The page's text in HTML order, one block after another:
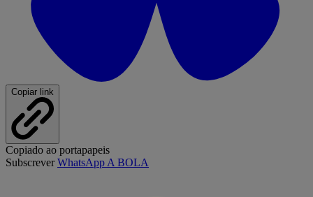
Copiar link
Copiado ao portapapeis
SubscreverWhatsApp A BOLA